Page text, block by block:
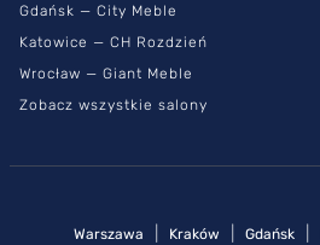
Gdańsk — City Meble
Katowice — CH Rozdzień
Wrocław — Giant Meble
Zobacz wszystkie salony
Warszawa Kraków Gdańsk